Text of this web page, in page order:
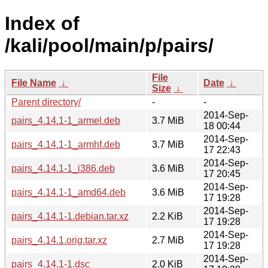
Index of
/kali/pool/main/p/pairs/
File Name ↓
File
Size ↓
Date ↓
Parent directory/
-
-
pairs_4.14.1-1_armel.deb
3.7 MiB
2014-Sep-
18 00:44
pairs_4.14.1-1_armhf.deb
3.7 MiB
2014-Sep-
17 22:43
pairs_4.14.1-1_i386.deb
3.6 MiB
2014-Sep-
17 20:45
pairs_4.14.1-1_amd64.deb
3.6 MiB
2014-Sep-
17 19:28
pairs_4.14.1-1.debian.tar.xz
2.2 KiB
2014-Sep-
17 19:28
pairs_4.14.1.orig.tar.xz
2.7 MiB
2014-Sep-
17 19:28
pairs_4.14.1-1.dsc
2.0 KiB
2014-Sep-